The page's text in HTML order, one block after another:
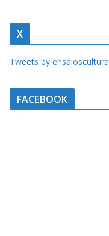
X
Tweets by ensaioscultura
FACEBOOK